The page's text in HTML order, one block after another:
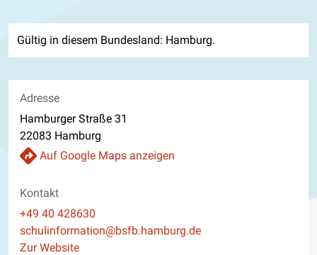
Gültig in diesem Bundesland: Hamburg.
Adresse
Hamburger Straße 31
22083 Hamburg
Auf Google Maps anzeigen
Kontakt
Telefon
+49 40 428630
E-Mail
schulinformation@bsfb.hamburg.de
Website
Zur Website